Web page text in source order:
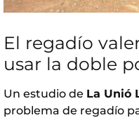
El regadío
usar la doble
Un estudio de La Unió
problema de regadío